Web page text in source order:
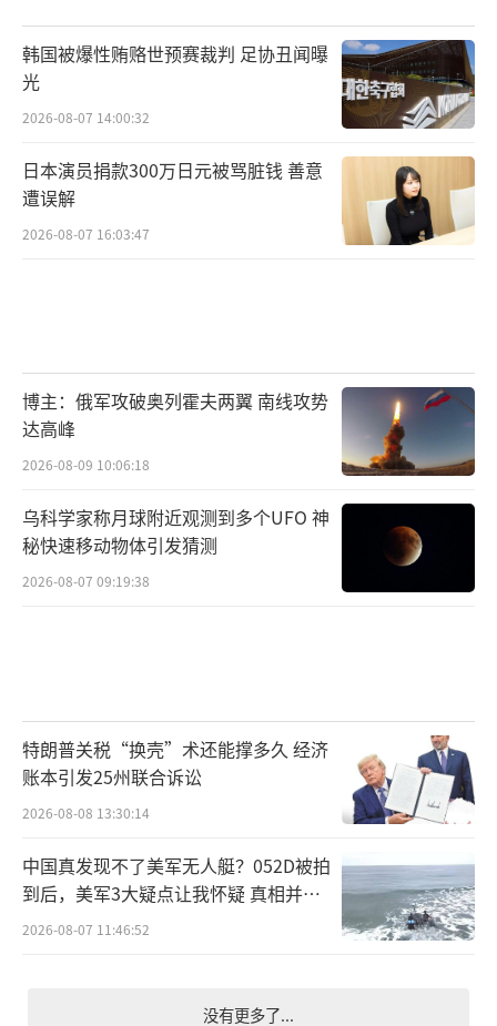
韩国被爆性贿赂世预赛裁判 足协丑闻曝
光
2026-08-07 14:00:32
日本演员捐款300万日元被骂脏钱 善意
遭误解
2026-08-07 16:03:47
博主：俄军攻破奥列霍夫两翼 南线攻势
达高峰
2026-08-09 10:06:18
乌科学家称月球附近观测到多个UFO 神
秘快速移动物体引发猜测
2026-08-07 09:19:38
特朗普关税“换壳”术还能撑多久 经济
账本引发25州联合诉讼
2026-08-08 13:30:14
中国真发现不了美军无人艇？052D被拍
到后，美军3大疑点让我怀疑 真相并非
如此
2026-08-07 11:46:52
没有更多了...